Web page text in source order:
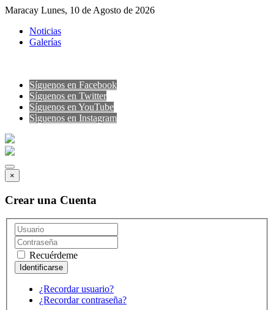
Maracay Lunes, 10 de Agosto de 2026
Noticias
Galerías
Síguenos en Facebook
Síguenos en Twitter
Síguenos en YouTube
Sìguenos en Instagram
×
Crear una Cuenta
Recuérdeme
¿Recordar usuario?
¿Recordar contraseña?